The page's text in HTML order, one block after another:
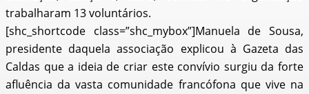
trabalharam 13 voluntários.
[shc_shortcode class=”shc_mybox”]Manuela de Sousa,
presidente daquela associação explicou à Gazeta das
Caldas que a ideia de criar este convívio surgiu da forte
afluência da vasta comunidade francófona que vive na